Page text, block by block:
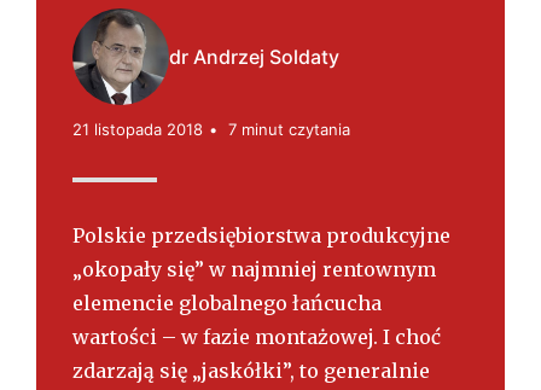
t
e
l
s
k
dr Andrzej Soldaty
21 listopada 2018 7 minut czytania
Polskie przedsiębiorstwa produkcyjne
„okopały się” w najmniej rentownym
elemencie globalnego łańcucha
wartości – w fazie montażowej. I choć
zdarzają się „jaskółki”, to generalnie